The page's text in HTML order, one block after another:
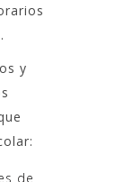
y
de